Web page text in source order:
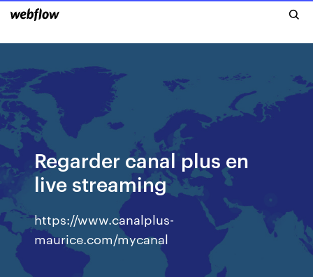
Regarder canal plus en
live streaming
https://www.canalplus-
maurice.com/mycanal